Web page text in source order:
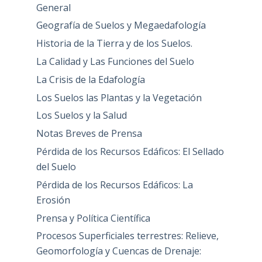
General
Geografía de Suelos y Megaedafología
Historia de la Tierra y de los Suelos.
La Calidad y Las Funciones del Suelo
La Crisis de la Edafología
Los Suelos las Plantas y la Vegetación
Los Suelos y la Salud
Notas Breves de Prensa
Pérdida de los Recursos Edáficos: El Sellado
del Suelo
Pérdida de los Recursos Edáficos: La
Erosión
Prensa y Política Científica
Procesos Superficiales terrestres: Relieve,
Geomorfología y Cuencas de Drenaje: